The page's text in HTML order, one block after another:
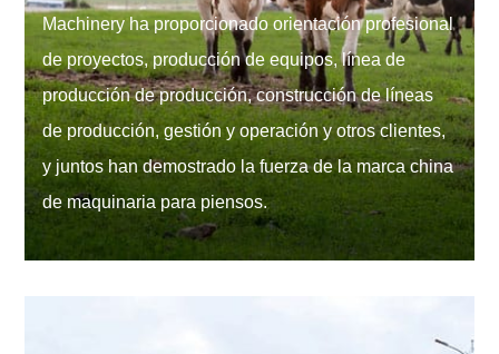
Machinery ha proporcionado orientación profesional
de proyectos, producción de equipos, línea de
producción de producción, construcción de líneas
de producción, gestión y operación y otros clientes,
y juntos han demostrado la fuerza de la marca china
de maquinaria para piensos.